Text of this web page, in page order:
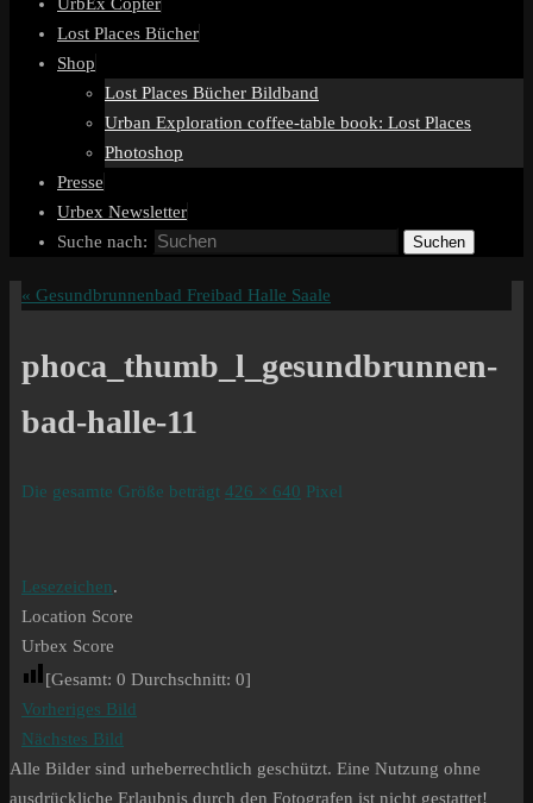
Lost Places Bücher
Shop
Lost Places Bücher Bildband
Urban Exploration coffee-table book: Lost Places
Photoshop
Presse
Urbex Newsletter
Suche nach:
Suchen
« Gesundbrunnenbad Freibad Halle Saale
phoca_thumb_l_gesundbrunnen-
bad-halle-11
Die gesamte Größe beträgt 426 × 640 Pixel
Lesezeichen.
Location Score
Urbex Score
[Gesamt: 0 Durchschnitt: 0]
Vorheriges Bild
Nächstes Bild
Alle Bilder sind urheberrechtlich geschützt. Eine Nutzung ohne
ausdrückliche Erlaubnis durch den Fotografen ist nicht gestattet!